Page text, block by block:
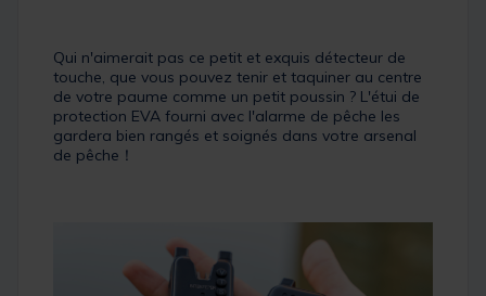
Qui n'aimerait pas ce petit et exquis détecteur de
touche, que vous pouvez tenir et taquiner au centre
de votre paume comme un petit poussin ? L'étui de
protection EVA fourni avec l'alarme de pêche les
gardera bien rangés et soignés dans votre arsenal
de pêche！